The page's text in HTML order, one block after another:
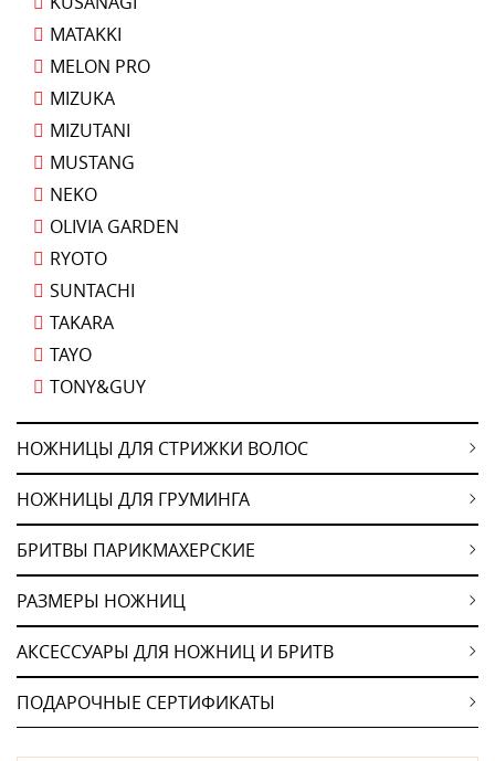
MATAKKI
MELON PRO
MIZUKA
MIZUTANI
MUSTANG
NEKO
OLIVIA GARDEN
RYOTO
SUNTACHI
TAKARA
TAYO
TONY&GUY
НОЖНИЦЫ ДЛЯ СТРИЖКИ ВОЛОС
НОЖНИЦЫ ДЛЯ ГРУМИНГА
БРИТВЫ ПАРИКМАХЕРСКИЕ
РАЗМЕРЫ НОЖНИЦ
АКСЕССУАРЫ ДЛЯ НОЖНИЦ И БРИТВ
ПОДАРОЧНЫЕ СЕРТИФИКАТЫ